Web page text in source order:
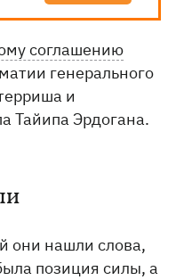
соглашению
генерального
и
Тайипа Эрдогана.
они нашли слова,
позиция силы, а